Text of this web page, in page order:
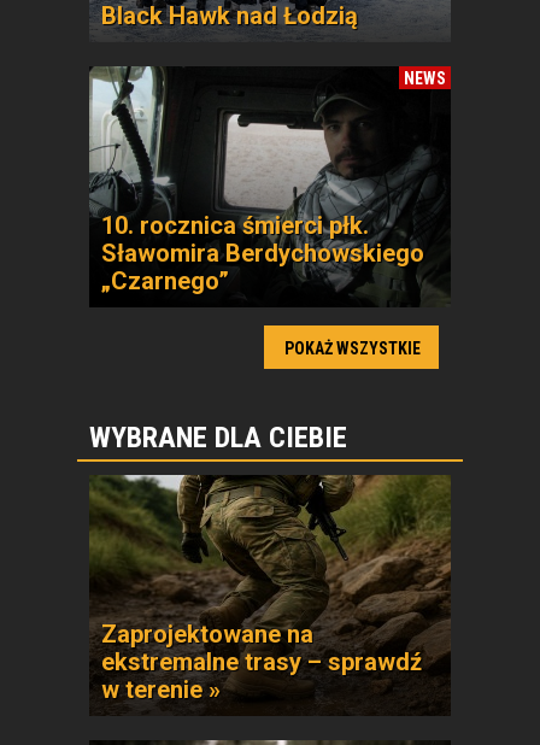
Black Hawk nad Łodzią
NEWS
10. rocznica śmierci płk.
Sławomira Berdychowskiego
„Czarnego”
POKAŻ WSZYSTKIE
WYBRANE DLA CIEBIE
Zaprojektowane na
ekstremalne trasy – sprawdź
w terenie »